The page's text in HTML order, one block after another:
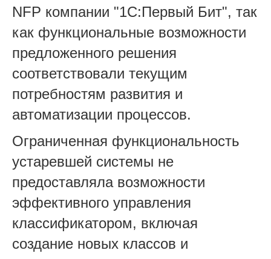
NFP компании "1С:Первый Бит", так
как функциональные возможности
предложенного решения
соответствовали текущим
потребностям развития и
автоматизации процессов.
Ограниченная функциональность
устаревшей системы не
предоставляла возможности
эффективного управления
классификатором, включая
создание новых классов и